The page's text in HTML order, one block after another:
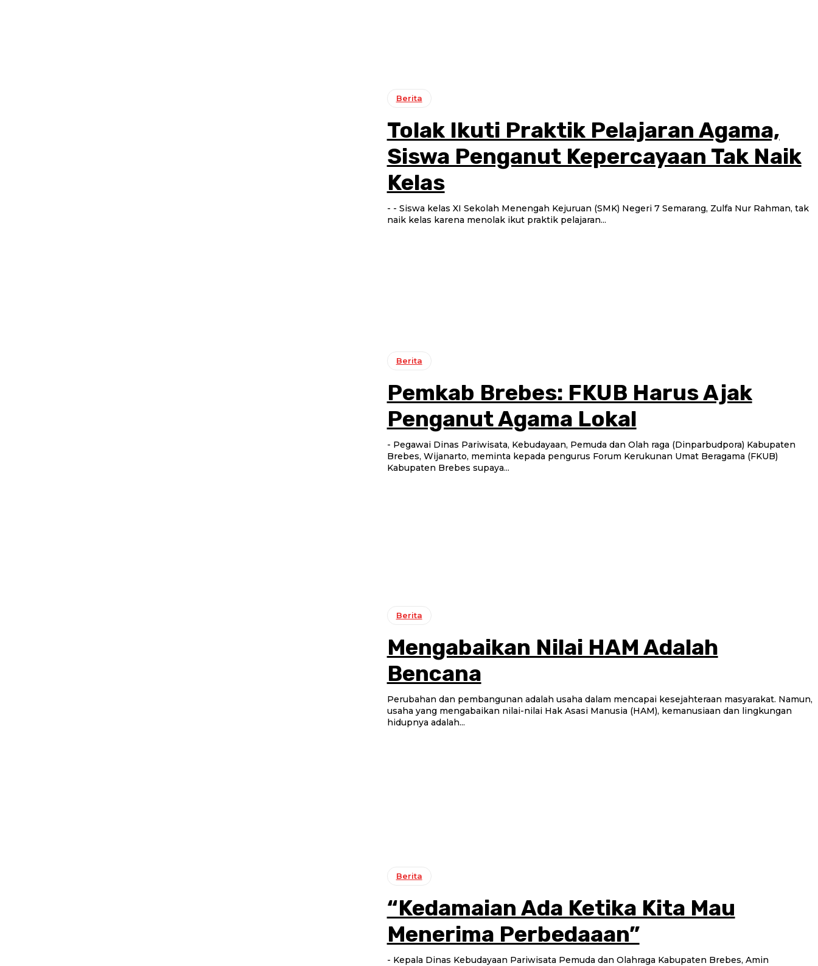
Berita
Tolak Ikuti Praktik Pelajaran Agama,
Siswa Penganut Kepercayaan Tak Naik
Kelas
- - Siswa kelas XI Sekolah Menengah Kejuruan (SMK) Negeri 7 Semarang, Zulfa Nur Rahman, tak
naik kelas karena menolak ikut praktik pelajaran...
Berita
Pemkab Brebes: FKUB Harus Ajak
Penganut Agama Lokal
- Pegawai Dinas Pariwisata, Kebudayaan, Pemuda dan Olah raga (Dinparbudpora) Kabupaten
Brebes, Wijanarto, meminta kepada pengurus Forum Kerukunan Umat Beragama (FKUB)
Kabupaten Brebes supaya...
Berita
Mengabaikan Nilai HAM Adalah
Bencana
Perubahan dan pembangunan adalah usaha dalam mencapai kesejahteraan masyarakat. Namun,
usaha yang mengabaikan nilai-nilai Hak Asasi Manusia (HAM), kemanusiaan dan lingkungan
hidupnya adalah...
Berita
“Kedamaian Ada Ketika Kita Mau
Menerima Perbedaaan”
- Kepala Dinas Kebudayaan Pariwisata Pemuda dan Olahraga Kabupaten Brebes, Amin